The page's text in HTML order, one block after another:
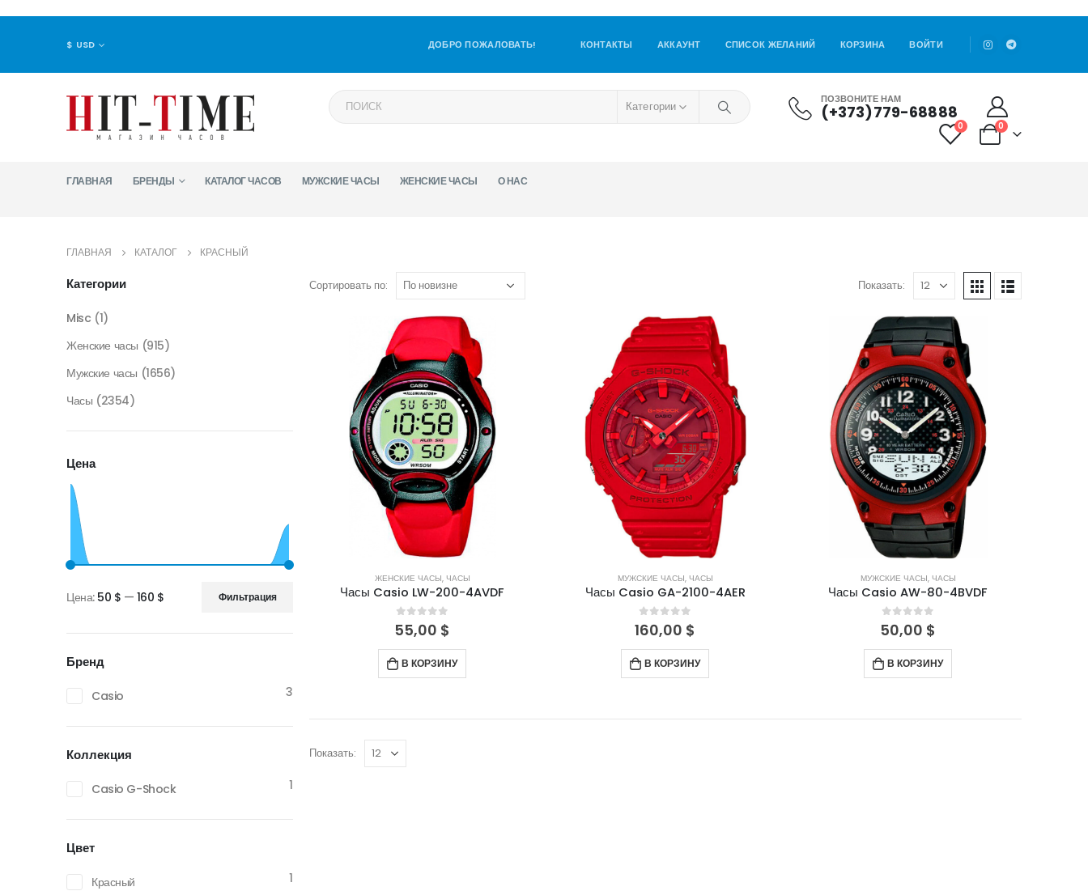
$ USD ДОБРО ПОЖАЛОВАТЬ! КОНТАКТЫ АККАУНТ СПИСОК ЖЕЛАНИЙ КОРЗИНА ВОЙТИ
Категории ПОЗВОНИТЕ НАМ
(+373)779-68888
0 0
ГЛАВНАЯ БРЕНДЫ КАТАЛОГ ЧАСОВ МУЖСКИЕ ЧАСЫ ЖЕНСКИЕ ЧАСЫ О НАС
ГЛАВНАЯ КАТАЛОГ КРАСНЫЙ
Сортировать по: Показать:
ЖЕНСКИЕ ЧАСЫ, ЧАСЫ
Часы Casio LW-200-4AVDF
0 out of 5
55,00 $
В КОРЗИНУ
МУЖСКИЕ ЧАСЫ, ЧАСЫ
Часы Casio GA-2100-4AER
0out of 5
160,00 $
В КОРЗИНУ
МУЖСКИЕ ЧАСЫ, ЧАСЫ
Часы Casio AW-80-4BVDF
0 out of 5
50,00 $
В КОРЗИНУ
Показать:
Категории
Misc (1)
Женские часы (915)
Мужские часы (1656)
Часы (2354)
Цена
Минимальная
цена
Максимальная
цена
Фильтрация
Цена: 50 $ — 160 $
Бренд
Casio 3
Коллекция
Casio G-Shock 1
Цвет
Красный
1